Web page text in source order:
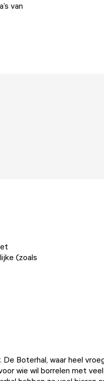
van
(zoals
De Boterhal, waar heel
wie wil borrelen met